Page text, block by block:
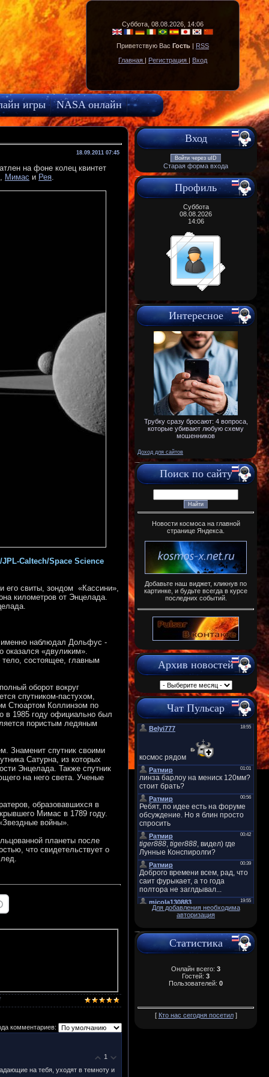
Суббота, 08.08.2026, 14:06
Приветствую Вас Гость | RSS
Главная | Регистрация | Вход
игры
NASA онлайн
18.09.2011 07:45
на фоне колец квинтет
, Мимас и Рея.
Caltech/Space Science
его свиты, зондом «Кассини»,
километров от Энцелада.
именно наблюдал Дольфус -
оказался «двуликим».
тело, состоящее, главным
оборот вокруг
спутником-пастухом,
Стюартом Коллинзом по
в 1985 году официально был
пористым ледяным
Знаменит спутник своими
Сатурна, из которых
Энцелада. Также спутник
на него света. Ученые
образовавшихся в
Мимас в 1789 году.
войны».
планеты после
что свидетельствует о
комментариев:
1
на тебя, уходят в темноту и
Вход
Войти через uID
Старая форма входа
Профиль
Суббота
08.08.2026
14:06
Интересное
Трубку сразу бросают: 4 вопроса,
которые убивают любую схему
мошенников
Доход для сайтов
Поиск по сайту
Новости космоса на главной
странице Яндекса.
Добавьте наш виджет, кликнув по
картинке, и будьте всегда в курсе
последних событий.
Архив новостей
Чат Пульсар
Для добавления необходима
авторизация
Статистика
Онлайн всего: 3
Гостей: 3
Пользователей: 0
[ Кто нас сегодня посетил]